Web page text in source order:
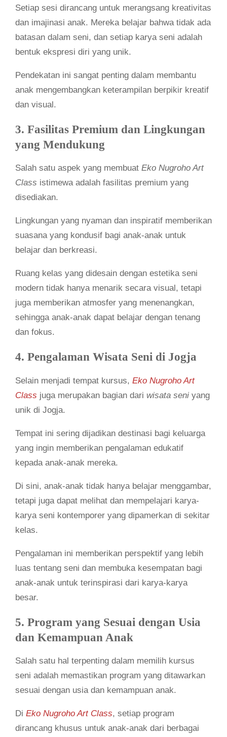
Setiap sesi dirancang untuk merangsang kreativitas
dan imajinasi anak. Mereka belajar bahwa tidak ada
batasan dalam seni, dan setiap karya seni adalah
bentuk ekspresi diri yang unik.
Pendekatan ini sangat penting dalam membantu
anak mengembangkan keterampilan berpikir kreatif
dan visual.
3. Fasilitas Premium dan Lingkungan
yang Mendukung
Salah satu aspek yang membuat Eko Nugroho Art
Class istimewa adalah fasilitas premium yang
disediakan.
Lingkungan yang nyaman dan inspiratif memberikan
suasana yang kondusif bagi anak-anak untuk
belajar dan berkreasi.
Ruang kelas yang didesain dengan estetika seni
modern tidak hanya menarik secara visual, tetapi
juga memberikan atmosfer yang menenangkan,
sehingga anak-anak dapat belajar dengan tenang
dan fokus.
4. Pengalaman Wisata Seni di Jogja
Selain menjadi tempat kursus, Eko Nugroho Art
Class juga merupakan bagian dari wisata seni yang
unik di Jogja.
Tempat ini sering dijadikan destinasi bagi keluarga
yang ingin memberikan pengalaman edukatif
kepada anak-anak mereka.
Di sini, anak-anak tidak hanya belajar menggambar,
tetapi juga dapat melihat dan mempelajari karya-
karya seni kontemporer yang dipamerkan di sekitar
kelas.
Pengalaman ini memberikan perspektif yang lebih
luas tentang seni dan membuka kesempatan bagi
anak-anak untuk terinspirasi dari karya-karya
besar.
5. Program yang Sesuai dengan Usia
dan Kemampuan Anak
Salah satu hal terpenting dalam memilih kursus
seni adalah memastikan program yang ditawarkan
sesuai dengan usia dan kemampuan anak.
Di Eko Nugroho Art Class, setiap program
dirancang khusus untuk anak-anak dari berbagai